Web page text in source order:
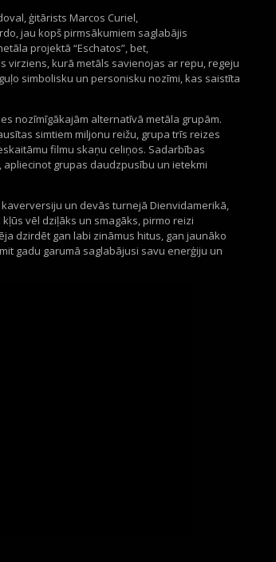
, ģitārists Marcos Curiel,
jau kopš pirmsākumiem saglabājis
āla projektā “Eschatos”, bet,
virziens, kurā metāls savienojas ar repu, regeju
simbolisku un personisku nozīmi, kas saistīta
nozīmīgākajām alternatīvā metāla grupām.
simtiem miljonu reižu, grupa trīs reizes
filmu skaņu celiņos. Sadarbības
, apliecinot grupas daudzpusību un ietekmi
kaverversiju un devās turnejā Dienvidamerikā,
vēl dziļāks un smagāks, pirmo reizi
dzirdēt gan labi zināmus hitus, gan jaunāko
gadu garumā saglabājusi savu enerģiju un